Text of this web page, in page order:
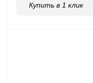
Купить в 1 клик